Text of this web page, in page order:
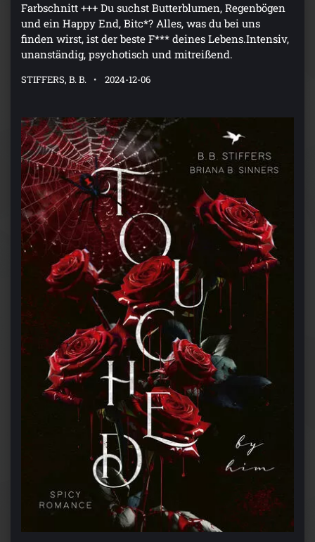
Farbschnitt +++ Du suchst Butterblumen, Regenbögen
und ein Happy End, Bitc*? Alles, was du bei uns
finden wirst, ist der beste F*** deines Lebens.Intensiv,
unanständig, psychotisch und mitreißend.
STIFFERS, B. B. 2024-12-06